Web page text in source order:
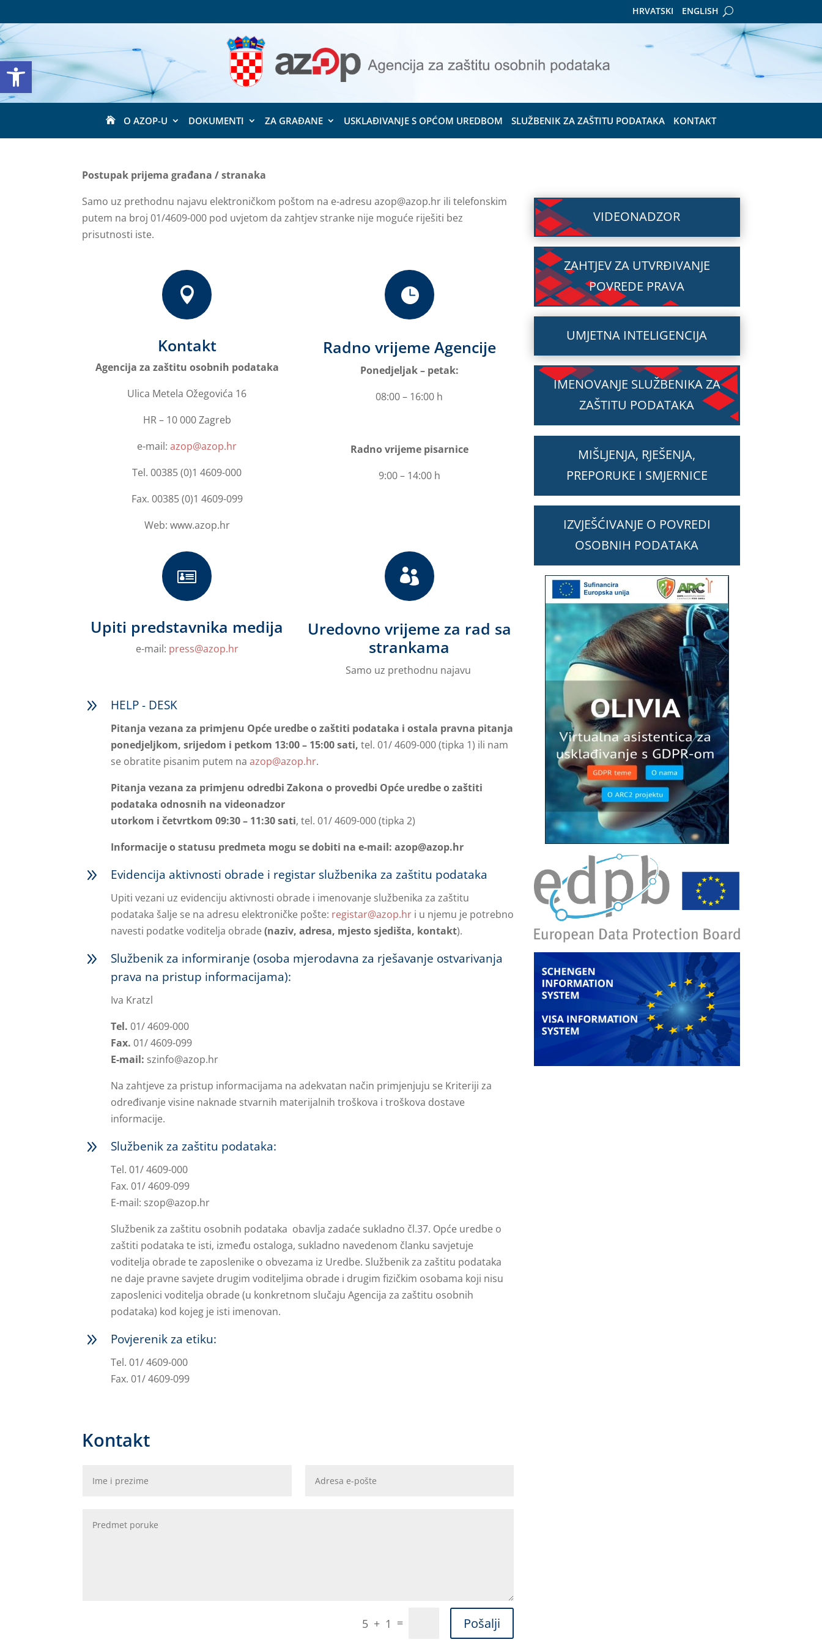
Open toolbar
HRVATSKI ENGLISH
 O AZOP-U DOKUMENTI ZA GRAĐANE USKLAĐIVANJE S OPĆOM UREDBOM SLUŽBENIK ZA ZAŠTITU PODATAKA KONTAKT
Postupak prijema građana / stranaka
Samo uz prethodnu najavu elektroničkom poštom na e-adresu azop@azop.hr ili telefonskim
putem na broj 01/4609-000 pod uvjetom da zahtjev stranke nije moguće riješiti bez
prisutnosti iste.

Kontakt
Agencija za zaštitu osobnih podataka
Ulica Metela Ožegovića 16
HR – 10 000 Zagreb
e-mail:azop@azop.hr
Tel. 00385 (0)1 4609-000
Fax. 00385 (0)1 4609-099
Web: www.azop.hr

Radno vrijeme Agencije
Ponedjeljak – petak:
08:00 – 16:00 h
Radno vrijeme pisarnice
9:00 – 14:00 h

Upiti predstavnika medija
e-mail: press@azop.hr

Uredovno vrijeme za rad sa
strankama
Samo uz prethodnu najavu
9 HELP - DESK
Pitanja vezana za primjenu Opće uredbe o zaštiti podataka i ostala pravna pitanja
ponedjeljkom, srijedom i petkom 13:00 – 15:00 sati, tel. 01/ 4609-000 (tipka 1) ili nam
se obratite pisanim putem naazop@azop.hr.
Pitanja vezana za primjenu odredbi Zakona o provedbi Opće uredbe o zaštiti
podataka odnosnih na videonadzor
utorkom i četvrtkom 09:30 – 11:30 sati, tel. 01/ 4609-000 (tipka 2)
Informacije o statusu predmeta mogu se dobiti na e-mail: azop@azop.hr
9 Evidencija aktivnosti obrade i registar službenika za zaštitu podataka
Upiti vezani uz evidenciju aktivnosti obrade i imenovanje službenika za zaštitu
podataka šalje se na adresu elektroničke pošte: registar@azop.hr i u njemu je potrebno
navesti podatke voditelja obrade(naziv, adresa, mjesto sjedišta, kontakt).
9
Službenik za informiranje (osoba mjerodavna za rješavanje ostvarivanja
prava na pristup informacijama):
Iva Kratzl
Tel.01/ 4609-000
Fax. 01/ 4609-099
E-mail: szinfo@azop.hr
Na zahtjeve za pristup informacijama na adekvatan način primjenjuju se Kriteriji za
određivanje visine naknade stvarnih materijalnih troškova i troškova dostave
informacije.
9 Službenik za zaštitu podataka:
Tel. 01/ 4609-000
Fax. 01/ 4609-099
E-mail: szop@azop.hr
Službenik za zaštitu osobnih podataka obavlja zadaće sukladno čl.37. Opće uredbe o
zaštiti podataka te isti, između ostaloga, sukladno navedenom članku savjetuje
voditelja obrade te zaposlenike o obvezama iz Uredbe. Službenik za zaštitu podataka
ne daje pravne savjete drugim voditeljima obrade i drugim fizičkim osobama koji nisu
zaposlenici voditelja obrade (u konkretnom slučaju Agencija za zaštitu osobnih
podataka) kod kojeg je isti imenovan.
9 Povjerenik za etiku:
Tel. 01/ 4609-000
Fax. 01/ 4609-099
Kontakt
5 + 1 = Pošalji
VIDEONADZOR
ZAHTJEV ZA UTVRĐIVANJE
POVREDE PRAVA
UMJETNA INTELIGENCIJA
IMENOVANJE SLUŽBENIKA ZA
ZAŠTITU PODATAKA
MIŠLJENJA, RJEŠENJA,
PREPORUKE I SMJERNICE
IZVJEŠĆIVANJE O POVREDI
OSOBNIH PODATAKA